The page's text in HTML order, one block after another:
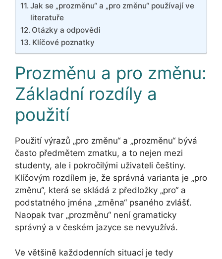
Jak se „prozměnu“ a „pro změnu“ používají ve
literatuře
Otázky a odpovědi
Klíčové poznatky
Prozměnu a pro změnu:
Základní rozdíly a
použití
Použití výrazů „pro změnu“ a „prozměnu“ bývá
často předmětem zmatku, a to nejen mezi
studenty, ale i pokročilými uživateli češtiny.
Klíčovým rozdílem je, že správná varianta je „pro
změnu“, která se skládá z předložky „pro“ a
podstatného jména „změna“ psaného zvlášť.
Naopak tvar „prozměnu“ není gramaticky
správný a v českém jazyce se nevyužívá.
Ve většině každodenních situací je tedy